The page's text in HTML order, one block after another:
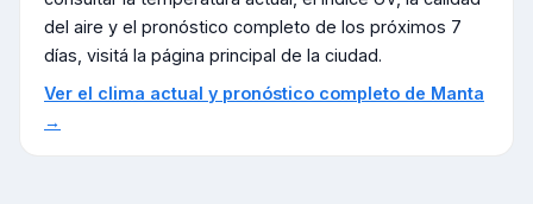
del aire y el pronóstico completo de los próximos 7
días, visitá la página principal de la ciudad.
Ver el clima actual y pronóstico completo de Manta
→